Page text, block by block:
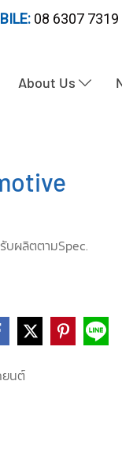
08 6307 7319
About Us
บผลิตตามSpec.
ยนต์